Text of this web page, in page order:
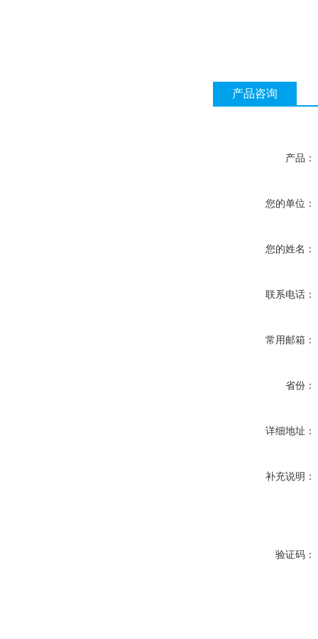
产品咨询
产品：
您的单位：
您的姓名：
联系电话：
常用邮箱：
省份：
详细地址：
补充说明：
验证码：